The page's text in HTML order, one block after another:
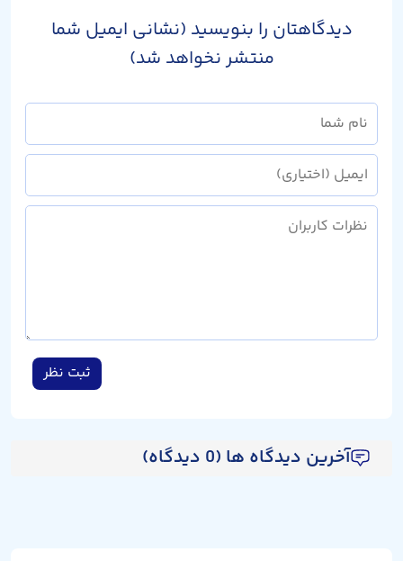
دیدگاهتان را بنویسید (نشانی ایمیل شما
منتشر نخواهد شد)
ثبت نظر
آخرین دیدگاه ها (0 دیدگاه)